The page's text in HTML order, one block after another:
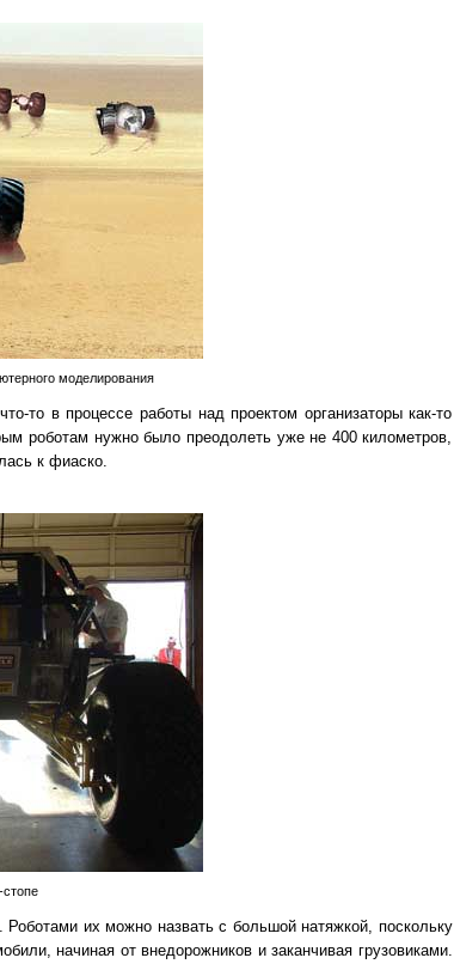
моделирования
то в процессе работы над проектом организаторы как-то
роботам нужно было преодолеть уже не 400 километров,
к фиаско.
их можно назвать с большой натяжкой, поскольку
начиная от внедорожников и заканчивая грузовиками.